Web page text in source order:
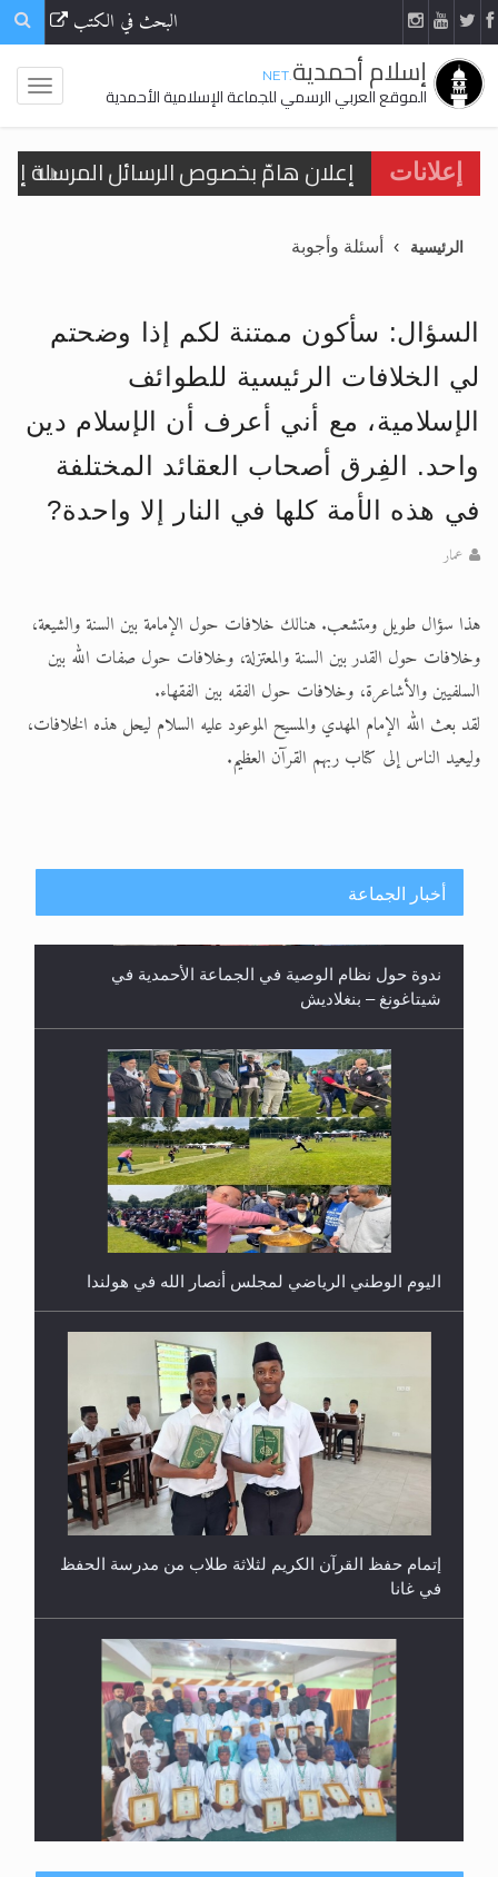
البحث في الكتب
إسلام أحمدية.NET
الموقع العربي الرسمي للجماعة الإسلامية الأحمدية
إعلانات
اقرأ هذا الكتاب وتعرّف على حقيقة
الحجّ.. دلالات، حِكم، وأهداف >> المزيد
اقرأ هذا المقال في أهمية عيد
اقرأ هذا المقال في أهمية عيد
الحجّ.. دلالات، حِكم، وأهداف >> المزيد
الرئيسية أسئلة وأجوبة
السؤال: سأكون ممتنة لكم إذا وضحتم
لي الخلافات الرئيسية للطوائف
الإسلامية، مع أني أعرف أن الإسلام دين
واحد. الفِرق أصحاب العقائد المختلفة
في هذه الأمة كلها في النار إلا واحدة?
عمار
هذا سؤال طويل ومتشعب. هنالك خلافات حول الإمامة بين السنة والشيعة،
وخلافات حول القدر بين السنة والمعتزلة، وخلافات حول صفات الله بين
السلفيين والأشاعرة، وخلافات حول الفقه بين الفقهاء.
لقد بعث الله الإمام المهدي والمسيح الموعود عليه السلام ليحل هذه الخلافات،
وليعيد الناس إلى كتاب ربهم القرآن العظيم.
أخبار الجماعة
اليوم الوطني الرياضي لمجلس أنصار الله في هولندا
إتمام حفظ القرآن الكريم لثلاثة طلاب من مدرسة الحفظ
حفل توزيع الشهادات في الجامعة الأحمدية بنيجيريا لعام